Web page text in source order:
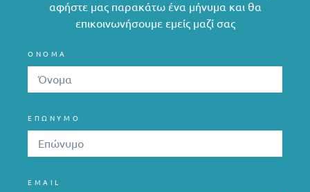
αφήστε μας παρακάτω ένα μήνυμα και θα
επικοινωνήσουμε εμείς μαζί σας
ΟΝΟΜΑ
ΕΠΩΝΥΜΟ
EMAIL